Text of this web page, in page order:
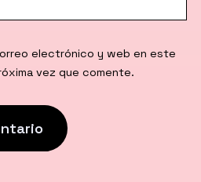
electrónico y web en este
vez que comente.